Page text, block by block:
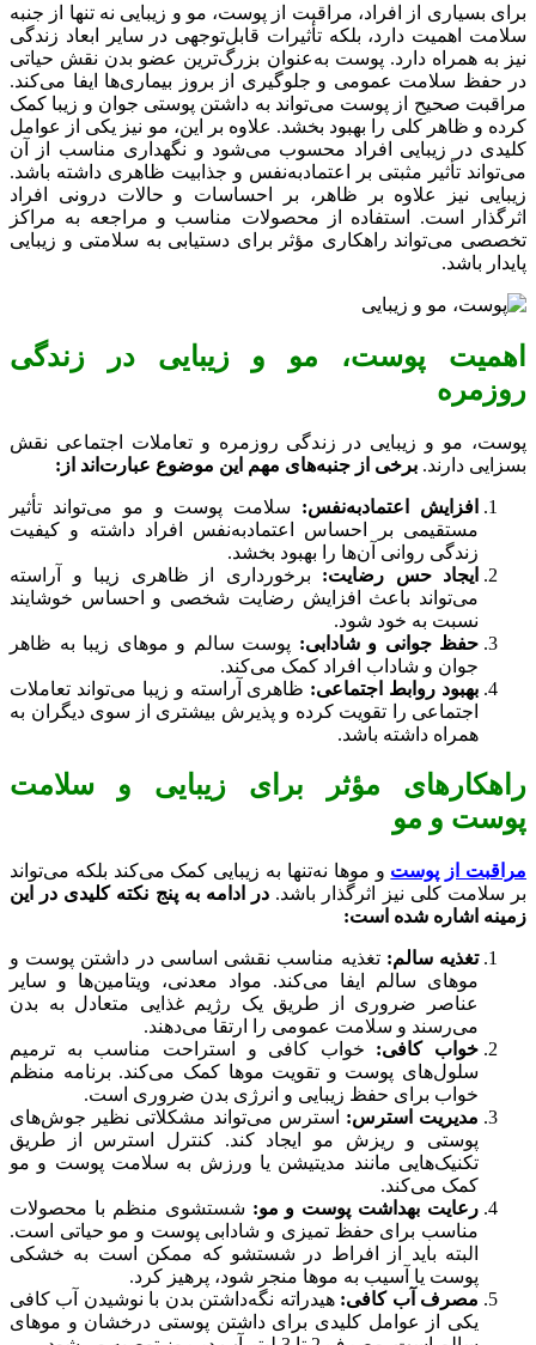
برای بسیاری از افراد، مراقبت از پوست، مو و زیبایی نه تنها از جنبه
سلامت اهمیت دارد، بلکه تأثیرات قابل‌توجهی در سایر ابعاد زندگی
نیز به همراه دارد. پوست به‌عنوان بزرگ‌ترین عضو بدن نقش حیاتی
در حفظ سلامت عمومی و جلوگیری از بروز بیماری‌ها ایفا می‌کند.
مراقبت صحیح از پوست می‌تواند به داشتن پوستی جوان و زیبا کمک
کرده و ظاهر کلی را بهبود بخشد. علاوه بر این، مو نیز یکی از عوامل
کلیدی در زیبایی افراد محسوب می‌شود و نگهداری مناسب از آن
می‌تواند تأثیر مثبتی بر اعتمادبه‌نفس و جذابیت ظاهری داشته باشد.
زیبایی نیز علاوه بر ظاهر، بر احساسات و حالات درونی افراد
اثرگذار است. استفاده از محصولات مناسب و مراجعه به مراکز
تخصصی می‌تواند راهکاری مؤثر برای دستیابی به سلامتی و زیبایی
پایدار باشد.
اهمیت پوست، مو و زیبایی در زندگی
روزمره
پوست، مو و زیبایی در زندگی روزمره و تعاملات اجتماعی نقش
بسزایی دارند. برخی از جنبه‌های مهم این موضوع عبارت‌اند از:
افزایش اعتمادبه‌نفس: سلامت پوست و مو می‌تواند تأثیر
مستقیمی بر احساس اعتمادبه‌نفس افراد داشته و کیفیت
زندگی روانی آن‌ها را بهبود بخشد.
ایجاد حس رضایت: برخورداری از ظاهری زیبا و آراسته
می‌تواند باعث افزایش رضایت شخصی و احساس خوشایند
نسبت به خود شود.
حفظ جوانی و شادابی: پوست سالم و موهای زیبا به ظاهر
جوان و شاداب افراد کمک می‌کند.
بهبود روابط اجتماعی: ظاهری آراسته و زیبا می‌تواند تعاملات
اجتماعی را تقویت کرده و پذیرش بیشتری از سوی دیگران به
همراه داشته باشد.
راهکارهای مؤثر برای زیبایی و سلامت
پوست و مو
مراقبت از پوست و موها نه‌تنها به زیبایی کمک می‌کند بلکه می‌تواند
بر سلامت کلی نیز اثرگذار باشد. در ادامه به پنج نکته کلیدی در این
زمینه اشاره شده است:
تغذیه سالم: تغذیه مناسب نقشی اساسی در داشتن پوست و
موهای سالم ایفا می‌کند. مواد معدنی، ویتامین‌ها و سایر
عناصر ضروری از طریق یک رژیم غذایی متعادل به بدن
می‌رسند و سلامت عمومی را ارتقا می‌دهند.
خواب کافی: خواب کافی و استراحت مناسب به ترمیم
سلول‌های پوست و تقویت موها کمک می‌کند. برنامه منظم
خواب برای حفظ زیبایی و انرژی بدن ضروری است.
مدیریت استرس: استرس می‌تواند مشکلاتی نظیر جوش‌های
پوستی و ریزش مو ایجاد کند. کنترل استرس از طریق
تکنیک‌هایی مانند مدیتیشن یا ورزش به سلامت پوست و مو
کمک می‌کند.
رعایت بهداشت پوست و مو: شستشوی منظم با محصولات
مناسب برای حفظ تمیزی و شادابی پوست و مو حیاتی است.
البته باید از افراط در شستشو که ممکن است به خشکی
پوست یا آسیب به موها منجر شود، پرهیز کرد.
مصرف آب کافی: هیدراته نگه‌داشتن بدن با نوشیدن آب کافی
یکی از عوامل کلیدی برای داشتن پوستی درخشان و موهای